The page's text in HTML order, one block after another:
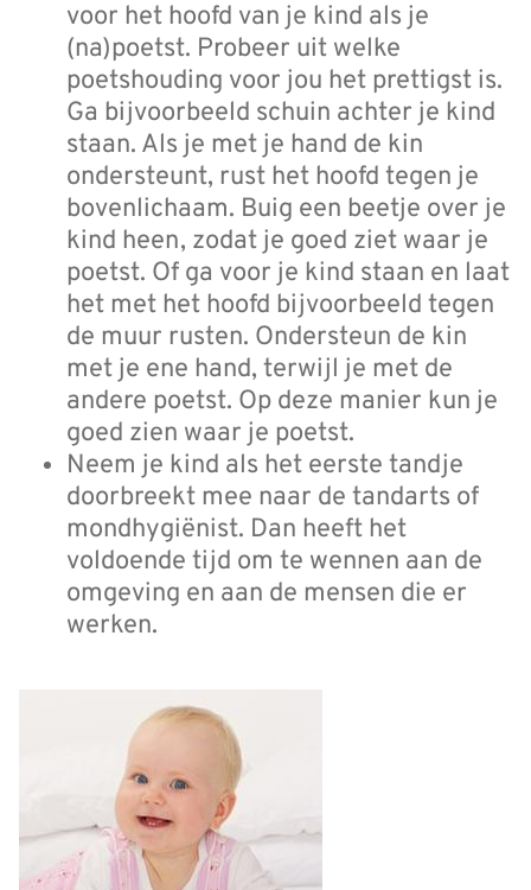
voor het hoofd van je kind als je
(na)poetst. Probeer uit welke
poetshouding voor jou het prettigst is.
Ga bijvoorbeeld schuin achter je kind
staan. Als je met je hand de kin
ondersteunt, rust het hoofd tegen je
bovenlichaam. Buig een beetje over je
kind heen, zodat je goed ziet waar je
poetst. Of ga voor je kind staan en laat
het met het hoofd bijvoorbeeld tegen
de muur rusten. Ondersteun de kin
met je ene hand, terwijl je met de
andere poetst. Op deze manier kun je
goed zien waar je poetst.
Neem je kind als het eerste tandje
doorbreekt mee naar de tandarts of
mondhygiënist. Dan heeft het
voldoende tijd om te wennen aan de
omgeving en aan de mensen die er
werken.